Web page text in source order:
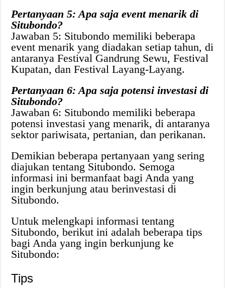
Pertanyaan 5: Apa saja event menarik di
Situbondo?
Jawaban 5: Situbondo memiliki beberapa
event menarik yang diadakan setiap tahun, di
antaranya Festival Gandrung Sewu, Festival
Kupatan, dan Festival Layang-Layang.
Pertanyaan 6: Apa saja potensi investasi di
Situbondo?
Jawaban 6: Situbondo memiliki beberapa
potensi investasi yang menarik, di antaranya
sektor pariwisata, pertanian, dan perikanan.
Demikian beberapa pertanyaan yang sering
diajukan tentang Situbondo. Semoga
informasi ini bermanfaat bagi Anda yang
ingin berkunjung atau berinvestasi di
Situbondo.
Untuk melengkapi informasi tentang
Situbondo, berikut ini adalah beberapa tips
bagi Anda yang ingin berkunjung ke
Situbondo:
Tips